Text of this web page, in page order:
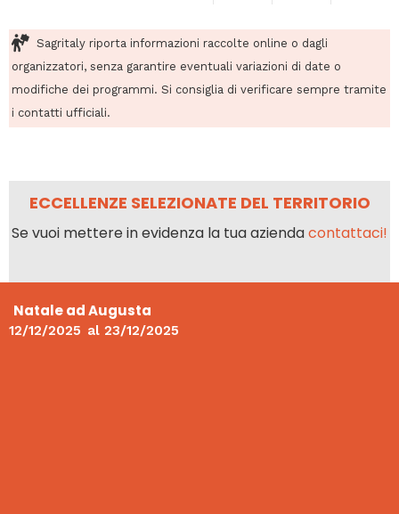
Sagritaly riporta informazioni raccolte online o dagli
organizzatori, senza garantire eventuali variazioni di date o
modifiche dei programmi. Si consiglia di verificare sempre tramite
i contatti ufficiali.
ECCELLENZE SELEZIONATE DEL TERRITORIO
Se vuoi mettere in evidenza la tua aziendacontattaci!
Natale ad Augusta
12/12/2025 al 23/12/2025